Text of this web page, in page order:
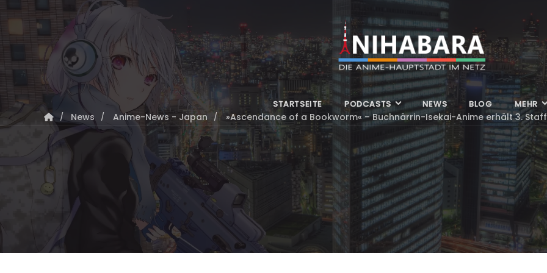
STARTSEITE PODCASTS NEWS BLOG MEHR
News Anime-News - Japan »Ascendance of a Bookworm« – Buchnärrin-Isekai-Anime erhält 3.